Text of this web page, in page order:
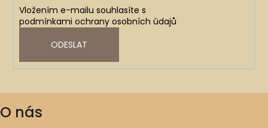
Vložením e-mailu souhlasíte s
podmínkami ochrany osobních údajů
ODESLAT
O nás